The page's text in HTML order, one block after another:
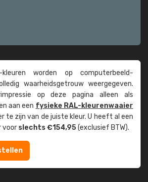
kleuren worden op computer­beeld­
waarheids­­getrouw weer­gegeven.
op deze pagina alleen als
aan een fysieke RAL-kleuren­waaier
te zijn van de juiste kleur. U heeft al een
voor slechts €154,95(exclusief BTW).